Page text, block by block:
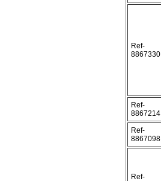
Ref-
8867330
Ref-
8867214
Ref-
8867098
Ref-